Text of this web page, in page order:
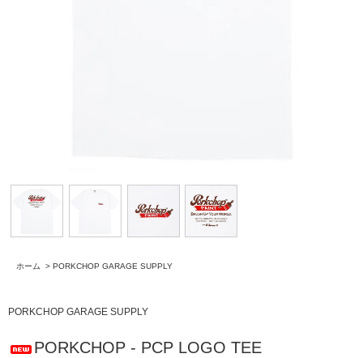
ホーム > PORKCHOP GARAGE SUPPLY
PORKCHOP GARAGE SUPPLY
PORKCHOP - PCP LOGO TEE